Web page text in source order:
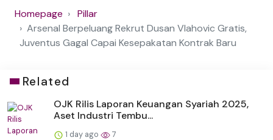
Homepage
Pillar
Arsenal Berpeluang Rekrut Dusan Vlahovic Gratis,
Juventus Gagal Capai Kesepakatan Kontrak Baru
Related
OJK Rilis Laporan Keuangan Syariah 2025,
Aset Industri Tembu...
1 day ago 7